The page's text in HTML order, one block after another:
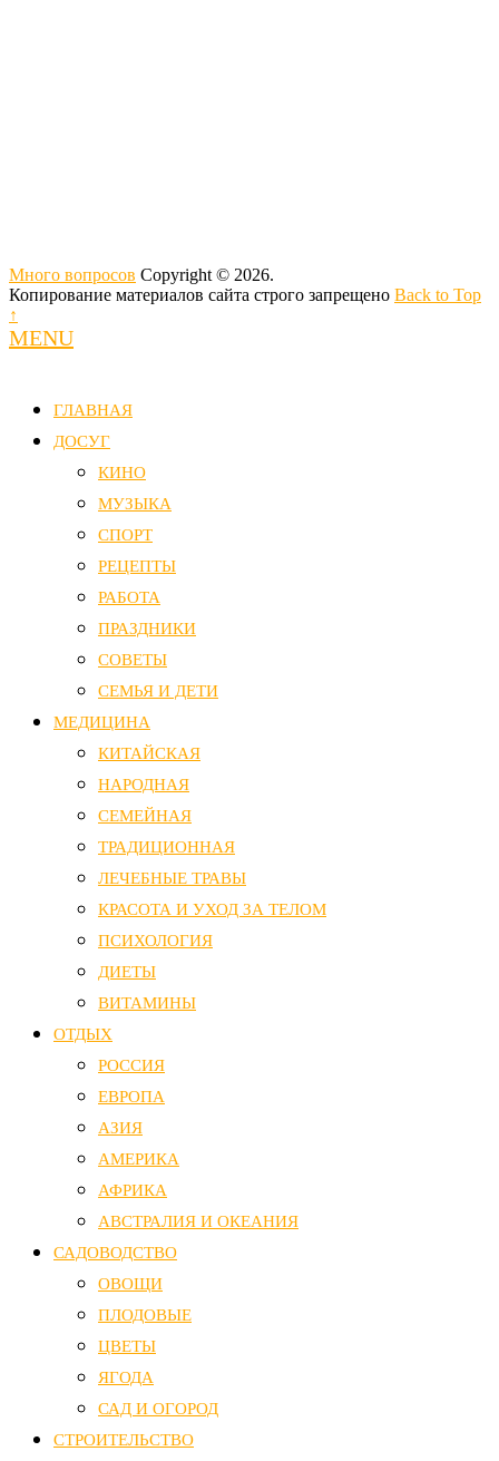
Много вопросов Copyright © 2026.
Копирование материалов сайта строго запрещено Back to Top
↑
MENU
ГЛАВНАЯ
ДОСУГ
КИНО
МУЗЫКА
СПОРТ
РЕЦЕПТЫ
РАБОТА
ПРАЗДНИКИ
СОВЕТЫ
СЕМЬЯ И ДЕТИ
МЕДИЦИНА
КИТАЙСКАЯ
НАРОДНАЯ
СЕМЕЙНАЯ
ТРАДИЦИОННАЯ
ЛЕЧЕБНЫЕ ТРАВЫ
КРАСОТА И УХОД ЗА ТЕЛОМ
ПСИХОЛОГИЯ
ДИЕТЫ
ВИТАМИНЫ
ОТДЫХ
РОССИЯ
ЕВРОПА
АЗИЯ
АМЕРИКА
АФРИКА
АВСТРАЛИЯ И ОКЕАНИЯ
САДОВОДСТВО
ОВОЩИ
ПЛОДОВЫЕ
ЦВЕТЫ
ЯГОДА
САД И ОГОРОД
СТРОИТЕЛЬСТВО